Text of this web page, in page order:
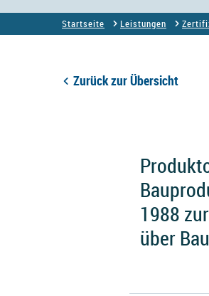
Startseite Leistungen
Zurück zur Übersicht
1988
über